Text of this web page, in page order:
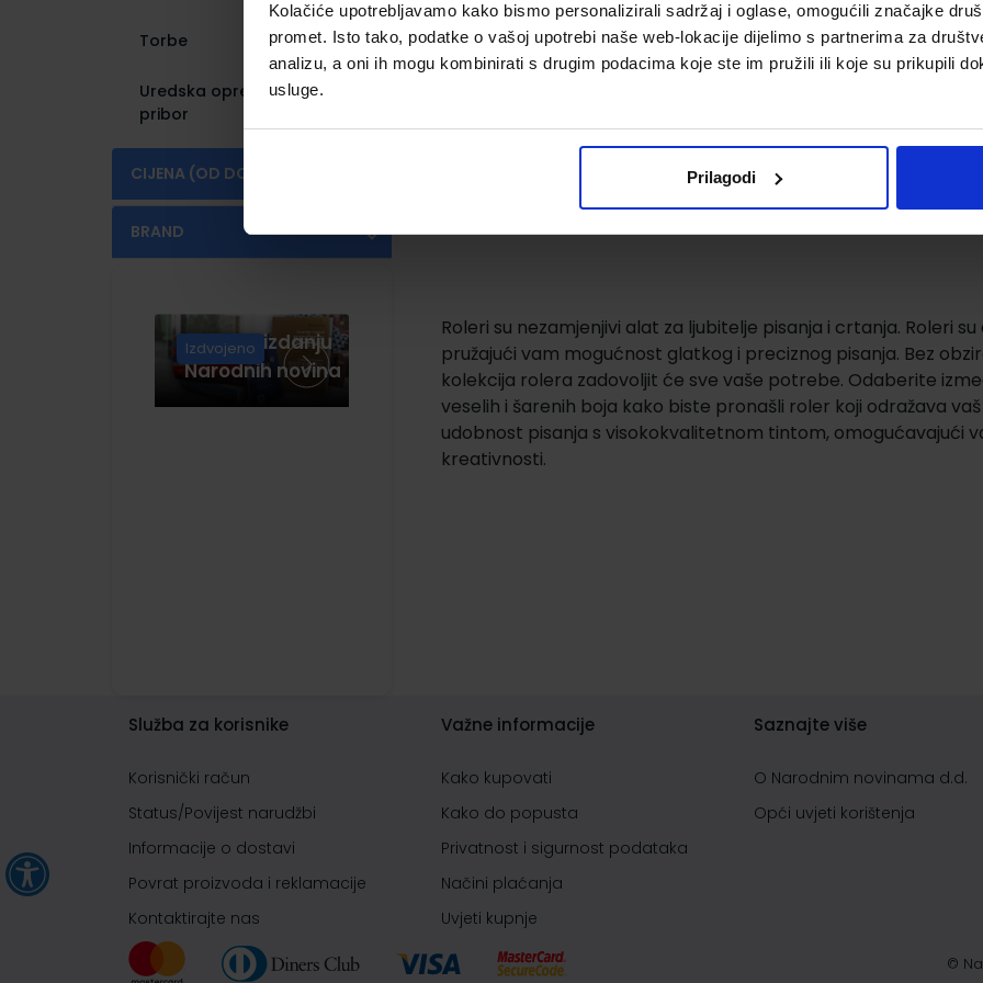
Kolačiće upotrebljavamo kako bismo personalizirali sadržaj i oglase, omogućili značajke
promet. Isto tako, podatke o vašoj upotrebi naše web-lokacije dijelimo s partnerima za
analizu, a oni ih mogu kombinirati s drugim podacima koje ste im pružili ili koje su prikupili
usluge.
Prilagodi
Torbe (49)
Uredska oprema i
pribor
CIJENA (OD DO)
BRAND
Knjige u izdanju
Narodnih novina
Izdvojeno
Roleri su nezamjenjivi alat za ljubitelje pisanja i crtanja. Roleri
pružajući vam mogućnost glatkog i preciznog pisanja. Bez
kolekcija rolera zadovoljit će sve vaše potrebe. Odaberite
veselih i šarenih boja kako biste pronašli roler koji odražava
udobnost pisanja s visokokvalitetnom tintom, omogućavajući
kreativnosti.
Služba za korisnike
Korisnički račun
Status/Povijest narudžbi
Informacije o dostavi
Povrat proizvoda i reklamacije
Kontaktirajte nas
Važne informacije
Kako kupovati
Kako do popusta
Privatnost i sigurnost podataka
Načini plaćanja
Uvjeti kupnje
Saznajte više
O Narodnim novinama d.d.
Opći uvjeti korištenja
©